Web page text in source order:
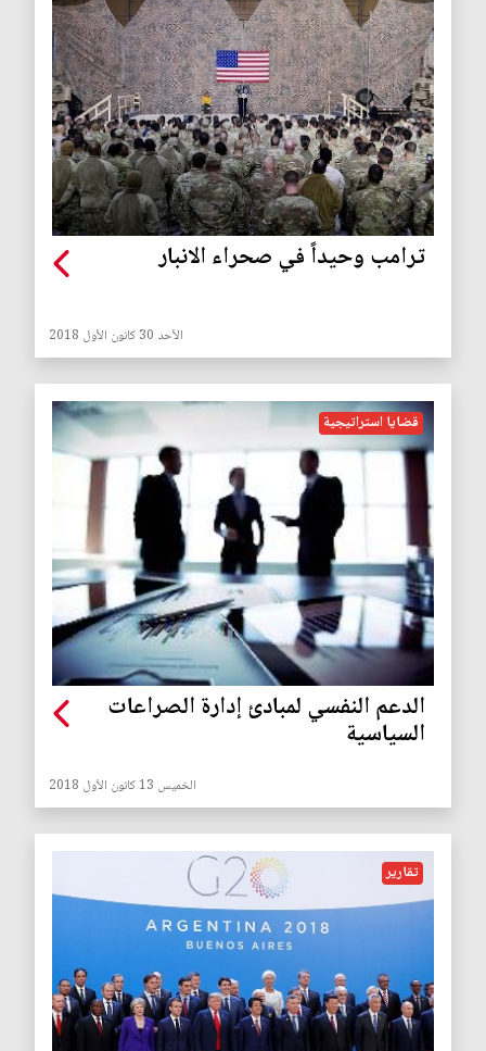
ترامب وحيداً في صحراء الانبار
الأحد 30 كانون الأول 2018
قضايا استراتيجية
الدعم النفسي لمبادئ إدارة الصراعات
السياسية
الخميس 13 كانون الأول 2018
تقارير